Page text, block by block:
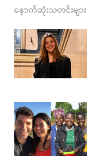
c
e
b
o
k
s
t
a
g
a
m
s
နောက်ဆုံးသတင်းများ